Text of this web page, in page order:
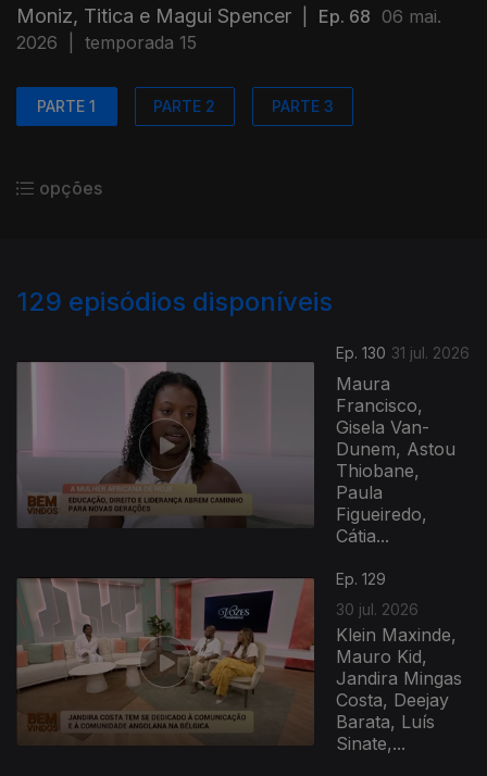
Moniz, Titica e Magui Spencer
Ep. 68 06 mai.
2026
temporada 15
PARTE 1 PARTE 2 PARTE 3
opções
129 episódios disponíveis
Ep. 130 31 jul. 2026
Maura
Francisco,
Gisela Van-
Dunem, Astou
Thiobane,
Paula
Figueiredo,
Cátia...
Ep. 129
30 jul. 2026
Klein Maxinde,
Mauro Kid,
Jandira Mingas
Costa, Deejay
Barata, Luís
Sinate,...